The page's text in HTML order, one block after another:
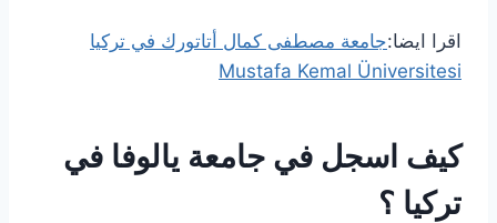
اقرا ايضا:جامعة مصطفى كمال أتاتورك في تركيا
Mustafa Kemal Üniversitesi
كيف اسجل في جامعة يالوفا في
تركيا ؟